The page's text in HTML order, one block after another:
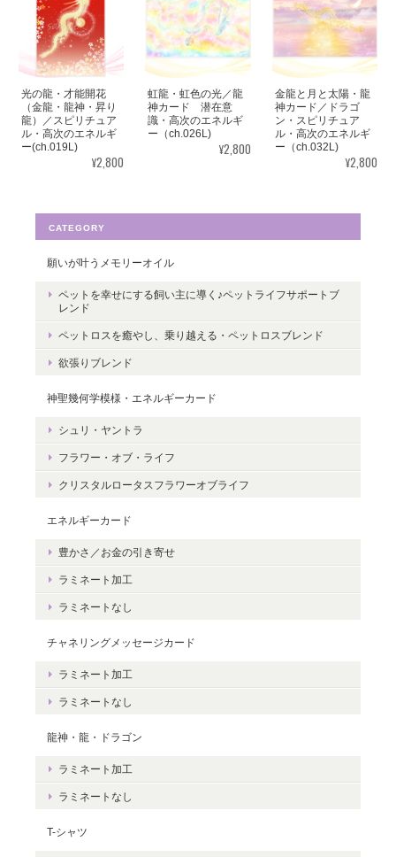
見ていると心が穏やかになります。毎日、眺めたいと思います。
ありがとうございました✨ また機会があれば、宜しくお願い致し
ます。
この度はご購入いただき、誠にありがと
うございました。気に入っていただけた
ようで嬉しいです。とても励みになりま
2022/05/30
ありがとうございます。 いつの日かまた逢えることを楽しみにし
ながら 絵と共に待ちたいと思います。
さんとの絆をいつも感じていただけると
嬉しいです。＾＾
2020/06/09
な気持ちになりました。＾＾ 早速お札入れに入れて願いを込めま
しますね。 この度は本当にどうもありがとうございました。
無事にお手元に届き、安心いたしまし
光の龍・才能開花
（金龍・龍神・昇り
龍）／スピリチュア
ル・高次のエネルギ
ー(ch.019L)
¥2,800
虹龍・虹色の光／龍
神カード 潜在意
識・高次のエネルギ
ー（ch.026L)
¥2,800
金龍と月と太陽・龍
神カード／ドラゴ
ン・スピリチュア
ル・高次のエネルギ
ー（ch.032L)
¥2,800
CATEGORY
願いが叶うメモリーオイル
ペットを幸せにする飼い主に導く♪ペットライフサポートブ
レンド
ペットロスを癒やし、乗り越える・ペットロスブレンド
欲張りブレンド
神聖幾何学模様・エネルギーカード
シュリ・ヤントラ
フラワー・オブ・ライフ
クリスタルロータスフラワーオブライフ
エネルギーカード
豊かさ／お金の引き寄せ
ラミネート加工
ラミネートなし
チャネリングメッセージカード
ラミネート加工
ラミネートなし
龍神・龍・ドラゴン
ラミネート加工
ラミネートなし
T-シャツ